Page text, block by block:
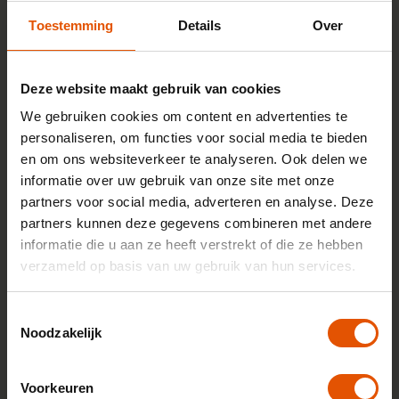
Toestemming Details Over
Deze website maakt gebruik van cookies
We gebruiken cookies om content en advertenties te
personaliseren, om functies voor social media te bieden
en om ons websiteverkeer te analyseren. Ook delen we
informatie over uw gebruik van onze site met onze
partners voor social media, adverteren en analyse. Deze
partners kunnen deze gegevens combineren met andere
informatie die u aan ze heeft verstrekt of die ze hebben
verzameld op basis van uw gebruik van hun services.
Noodzakelijk
Voorkeuren
Bekijk auto
zwaar
Diesel 22% bijtelling
Bekijk auto
Jumper Chassis cabine 2.2hdi 3.5 l2s 140 s&s
22% bijtelling
zwaar